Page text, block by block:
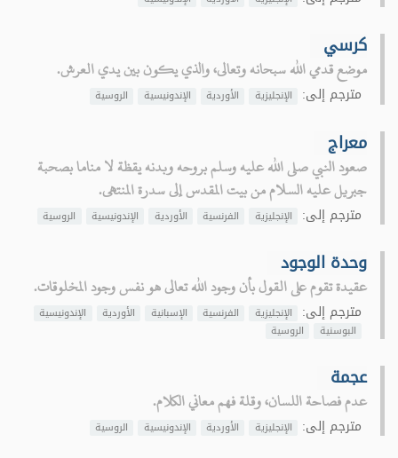
كرسي
موضع قدمي الله سبحانه وتعالى، والذي يكون بين يدي العرش.
مترجم إلى: الإنجليزية الأوردية الإندونيسية الروسية
معراج
صعود النبي صلى الله عليه وسلم بروحه وبدنه يقظة لا مناما بصحبة
جبريل عليه السلام من بيت المقدس إلى سدرة المنتهى.
مترجم إلى: الإنجليزية الفرنسية الأوردية الإندونيسية الروسية
وحدة الوجود
عقيدة تقوم على القول بأن وجود الله تعالى هو نفس وجود المخلوقات.
مترجم إلى: الإنجليزية الفرنسية الإسبانية الأوردية
الإندونيسية
البوسنية
الروسية
عجمة
عدم فصاحة اللسان، وقلة فهم معاني الكلام.
مترجم إلى: الإنجليزية الأوردية الإندونيسية الروسية